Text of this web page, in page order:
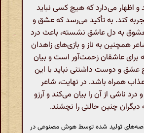
اظهار می‌دارد که هیچ کسی نباید
کند. به تأکید می‌رسد که عشق و
به دل عاشق نشسته، باعث درد
همچنین به ناز و بازی‌های زاهدان
برای عاشقان زحمت‌آور است و بیان
و دوست داشتنی نباید با این
عذاب همراه باشد. در نهایت، شاعر
ناشی از آن را بیان می‌کند و آرزو
دیگران چنین حالتی را نچشند.
تولید شده توسط هوش مصنوعی در